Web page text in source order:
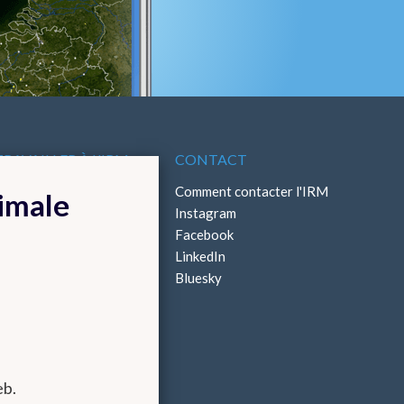
À L'IRM
d'emploi
CONTACT
Comment contacter l'IRM
Instagram
Facebook
LinkedIn
Bluesky